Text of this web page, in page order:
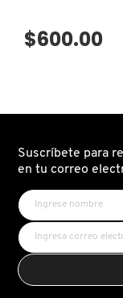
MARC JACOBS
MEDICUBE
$600.00
Suscríbete para
en tu correo